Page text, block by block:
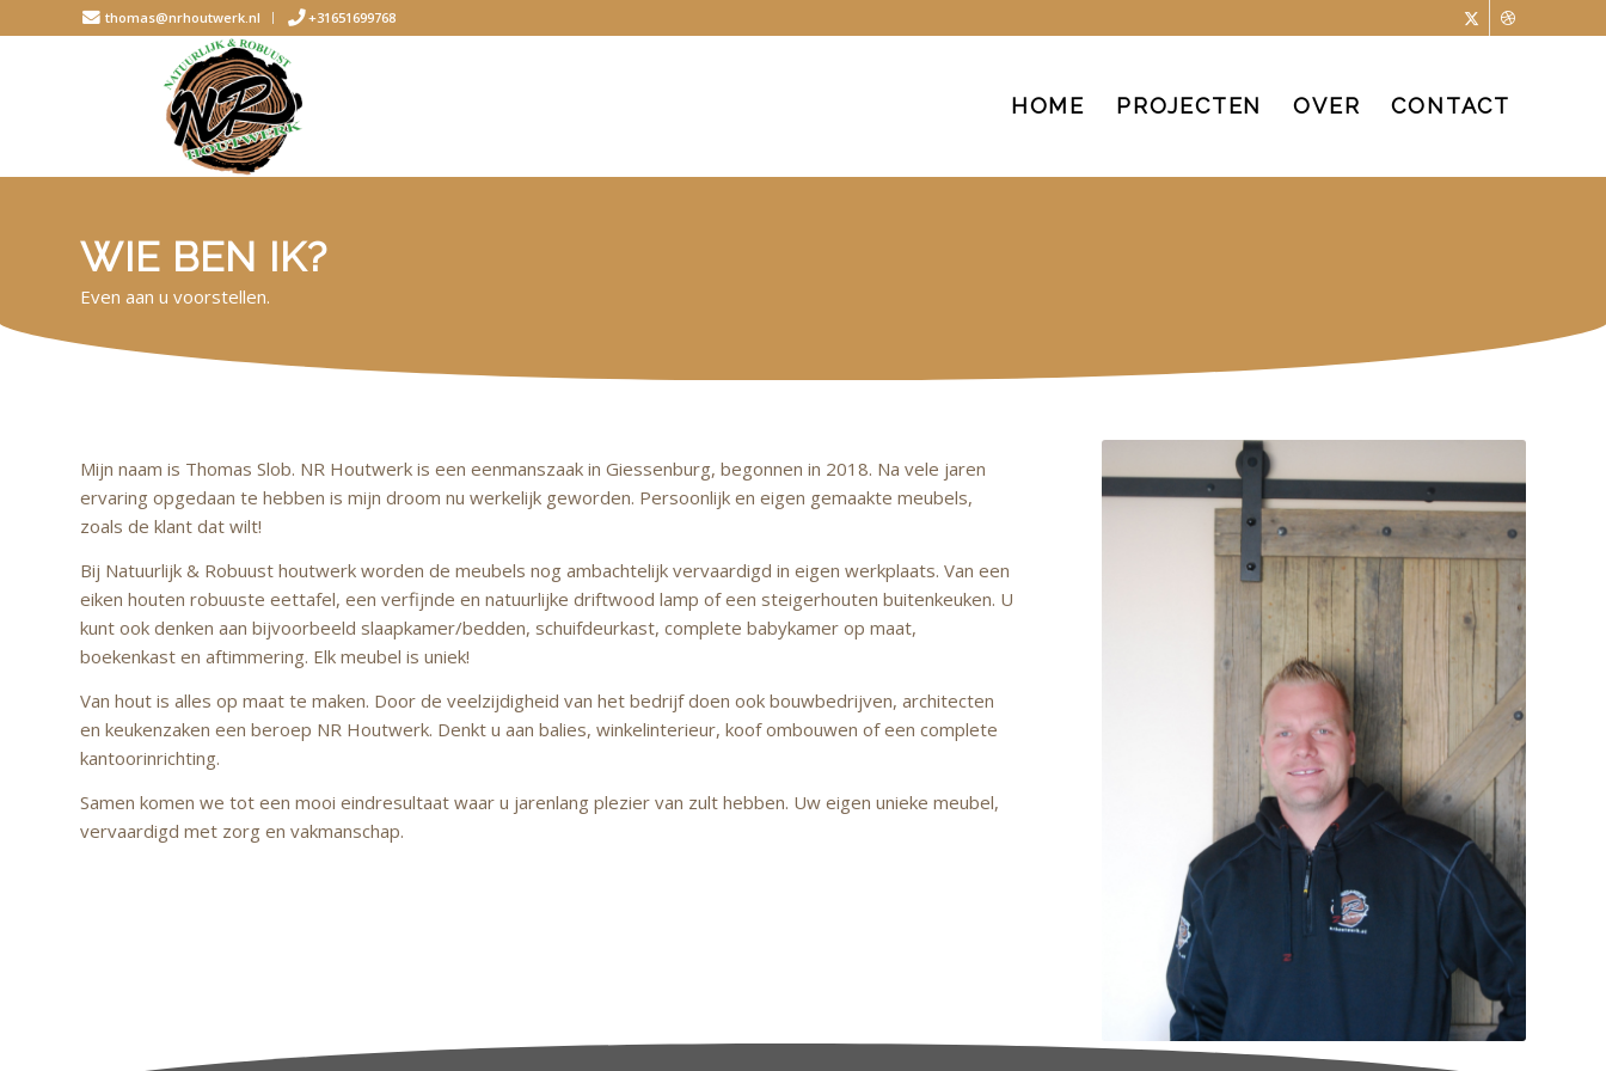
thomas@nrhoutwerk.nl +31651699768
HOME PROJECTEN OVER CONTACT
WIE BEN IK?
Even aan u voorstellen.
Mijn naam is Thomas Slob. NR Houtwerk is een eenmanszaak in Giessenburg, begonnen in 2018. Na vele jaren
ervaring opgedaan te hebben is mijn droom nu werkelijk geworden. Persoonlijk en eigen gemaakte meubels,
zoals de klant dat wilt!
Bij Natuurlijk & Robuust houtwerk worden de meubels nog ambachtelijk vervaardigd in eigen werkplaats. Van een
eiken houten robuuste eettafel, een verfijnde en natuurlijke driftwood lamp of een steigerhouten buitenkeuken. U
kunt ook denken aan bijvoorbeeld slaapkamer/bedden, schuifdeurkast, complete babykamer op maat,
boekenkast en aftimmering. Elk meubel is uniek!
Van hout is alles op maat te maken. Door de veelzijdigheid van het bedrijf doen ook bouwbedrijven, architecten
en keukenzaken een beroep NR Houtwerk. Denkt u aan balies, winkelinterieur, koof ombouwen of een complete
kantoorinrichting.
Samen komen we tot een mooi eindresultaat waar u jarenlang plezier van zult hebben. Uw eigen unieke meubel,
vervaardigd met zorg en vakmanschap.